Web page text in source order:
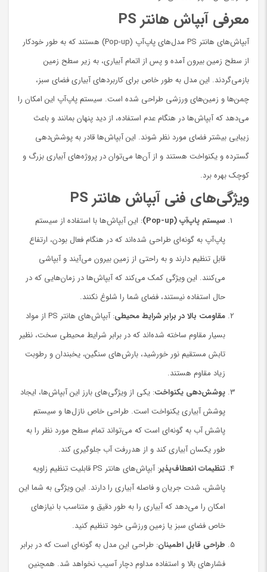
معرفی آبپاش هانتر PS
آبپاش‌های هانتر PS مدل‌های پاپ‌آپ (Pop-up) هستند که به طور خودکار
از سطح زمین بیرون آمده و پس از اتمام آبیاری، به زیر سطح زمین
بازمی‌گردند. این مدل به طور خاص برای کاربردهای آبیاری فضای سبز،
چمن‌ها و زمین‌های ورزشی طراحی شده است. سیستم پاپ‌آپ این امکان را
می‌دهد که آبپاش‌ها در هنگام عدم استفاده، از دید پنهان بمانند و باعث
زیبایی بیشتر فضای مورد نظر شوند. این آبپاش‌ها قادر به پوشش‌دهی
گسترده و یکنواخت هستند و از آن‌ها می‌توان در پروژه‌های آبیاری بزرگ و
کوچک بهره برد.
ویژگی‌های فنی آبپاش هانتر PS
سیستم پاپ‌آپ (Pop-up)
: این آبپاش‌ها با استفاده از سیستم
پاپ‌آپ به گونه‌ای طراحی شده‌اند که در هنگام فعال بودن، ارتفاع
قابل تنظیم دارند و به راحتی از زمین بیرون می‌آیند و آبپاشی
می‌کنند. این ویژگی کمک می‌کند که آبپاش‌ها در زمان‌هایی که در
حال استفاده نیستند، فضای شما را شلوغ نکنند.
مقاومت بالا در برابر شرایط محیطی
: آبپاش‌های هانتر PS از مواد
بسیار مقاوم ساخته شده‌اند که در برابر شرایط محیطی سخت، نظیر
تابش مستقیم نور خورشید، بارش‌های سنگین، یخبندان و رطوبت
زیاد مقاوم هستند.
پوشش‌دهی یکنواخت: یکی از ویژگی‌های بارز این آبپاش‌ها، ایجاد
پوشش آبیاری یکنواخت است. طراحی خاص نازل‌ها و سیستم
پاشش آب به گونه‌ای است که می‌تواند تمام سطح مورد نظر را به
طور یکسان آبیاری کند و از هدررفت آب جلوگیری کند.
تنظیمات انعطاف‌پذیر
: آبپاش‌های هانتر PS قابلیت تنظیم زاویه
پاشش، شدت جریان و فاصله آبیاری را دارند. این ویژگی به شما این
امکان را می‌دهد که آبیاری را به طور دقیق و متناسب با نیازهای
خاص فضای سبز یا زمین ورزشی خود تنظیم کنید.
طراحی قابل اطمینان: طراحی این مدل به گونه‌ای است که در برابر
فشارهای بالا و استفاده مداوم دچار آسیب نخواهد شد. همچنین